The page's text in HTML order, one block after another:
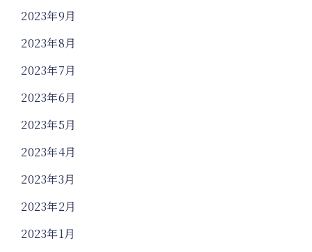
2023年9月
2023年8月
2023年7月
2023年6月
2023年5月
2023年4月
2023年3月
2023年2月
2023年1月